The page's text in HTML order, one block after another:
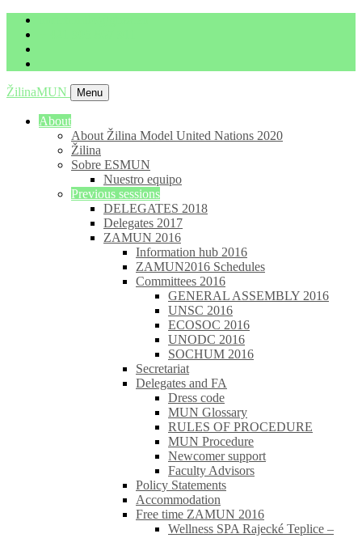
ŽilinaMUN Menu
About
About Žilina Model United Nations 2020
Žilina
Sobre ESMUN
Nuestro equipo
Previous sessions
DELEGATES 2018
Delegates 2017
ZAMUN 2016
Information hub 2016
ZAMUN2016 Schedules
Committees 2016
GENERAL ASSEMBLY 2016
UNSC 2016
ECOSOC 2016
UNODC 2016
SOCHUM 2016
Secretariat
Delegates and FA
Dress code
MUN Glossary
RULES OF PROCEDURE
MUN Procedure
Newcomer support
Faculty Advisors
Policy Statements
Accommodation
Free time ZAMUN 2016
Wellness SPA Rajecké Teplice –